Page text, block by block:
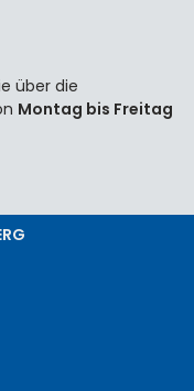
über die
Montag bis Freitag